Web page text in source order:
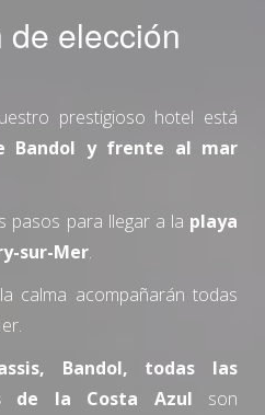
elección
prestigioso hotel está
Bandol y frente al mar
pasos para llegar a la playa
sur-Mer.
calma acompañarán todas
Bandol, todas las
de la Costa Azul son